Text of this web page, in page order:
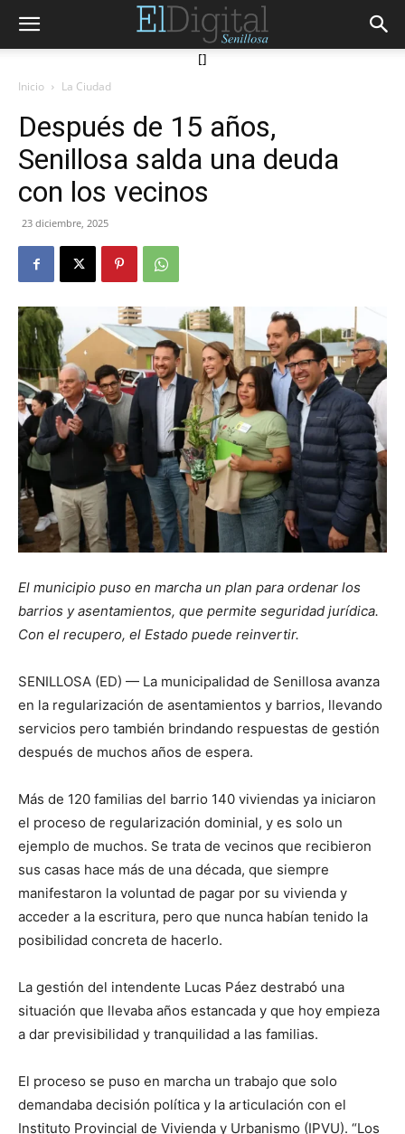
[]
Inicio La Ciudad
Después de 15 años,
Senillosa salda una deuda
con los vecinos
23 diciembre, 2025
El municipio puso en marcha un plan para ordenar los
barrios y asentamientos, que permite seguridad jurídica.
Con el recupero, el Estado puede reinvertir.
SENILLOSA (ED) — La municipalidad de Senillosa avanza
en la regularización de asentamientos y barrios, llevando
servicios pero también brindando respuestas de gestión
después de muchos años de espera.
Más de 120 familias del barrio 140 viviendas ya iniciaron
el proceso de regularización dominial, y es solo un
ejemplo de muchos. Se trata de vecinos que recibieron
sus casas hace más de una década, que siempre
manifestaron la voluntad de pagar por su vivienda y
acceder a la escritura, pero que nunca habían tenido la
posibilidad concreta de hacerlo.
La gestión del intendente Lucas Páez destrabó una
situación que llevaba años estancada y que hoy empieza
a dar previsibilidad y tranquilidad a las familias.
El proceso se puso en marcha un trabajo que solo
demandaba decisión política y la articulación con el
Instituto Provincial de Vivienda y Urbanismo (IPVU). “Los